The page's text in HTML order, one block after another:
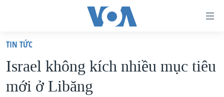
truy
cập
Tới
VIỆT NAM
HOA KỲ
TIN TỨC
Israel không kích nhiều mục tiêu
mới ở Libăng